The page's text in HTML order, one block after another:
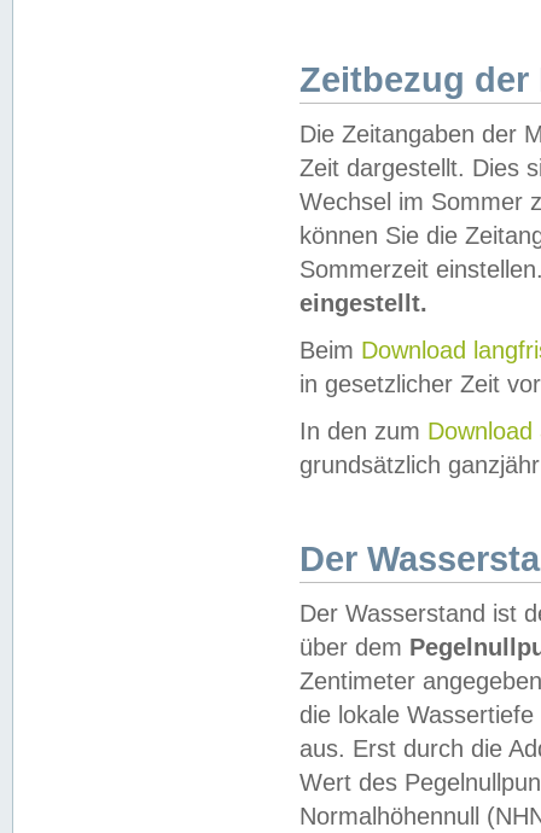
Zeitbezug der
Die Zeitangaben der
Zeit dargestellt. Dies
Wechsel im Sommer
können Sie die
Sommerzeit
eingestellt.
Beim Download
in gesetzlicher Zeit
In den zum Download
grundsätzlich
Der
Der Wasserstand ist
über dem
Zentimeter
die lokale
aus. Erst durch die
Wert des
Normalhöhennull